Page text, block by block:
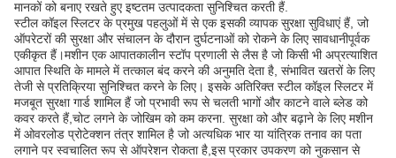
मानकों को बनाए रखते हुए इष्टतम उत्पादकता सुनिश्चित करती हैं.
स्टील कॉइल स्लिटर के प्रमुख पहलुओं में से एक इसकी व्यापक सुरक्षा सुविधाएं हैं, जो
ऑपरेटरों की सुरक्षा और संचालन के दौरान दुर्घटनाओं को रोकने के लिए सावधानीपूर्वक
एकीकृत हैं।मशीन एक आपातकालीन स्टॉप प्रणाली से लैस है जो किसी भी अप्रत्याशित
आपात स्थिति के मामले में तत्काल बंद करने की अनुमति देता है, संभावित खतरों के लिए
तेजी से प्रतिक्रिया सुनिश्चित करने के लिए। इसके अतिरिक्त स्टील कॉइल स्लिटर में
मजबूत सुरक्षा गार्ड शामिल हैं जो प्रभावी रूप से चलती भागों और काटने वाले ब्लेड को
कवर करते हैं,चोट लगने के जोखिम को कम करना. सुरक्षा को और बढ़ाने के लिए मशीन
में ओवरलोड प्रोटेक्शन तंत्र शामिल है जो अत्यधिक भार या यांत्रिक तनाव का पता
लगाने पर स्वचालित रूप से ऑपरेशन रोकता है,इस प्रकार उपकरण को नुकसान से